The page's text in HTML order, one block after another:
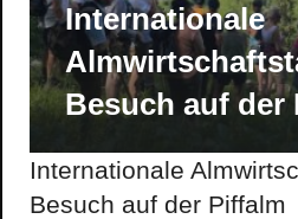
Internationale
Besuch auf der
Internationale
Besuch auf der Piffalm